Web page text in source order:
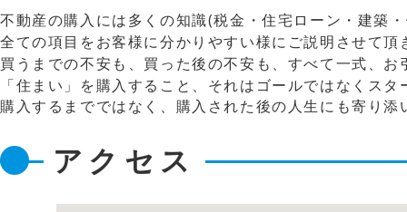
不動産の購入には多くの知識(税金・住宅ローン・
全ての項目をお客様に分かりやすい様
買うまでの不安も、買った後の不安も、すべて一
「住まい」を購入すること、それはゴー
購入するまでではなく、購入された後の人生にも寄り
アクセス